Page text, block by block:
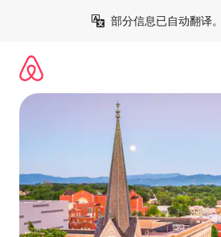
部分信息已自动翻译。